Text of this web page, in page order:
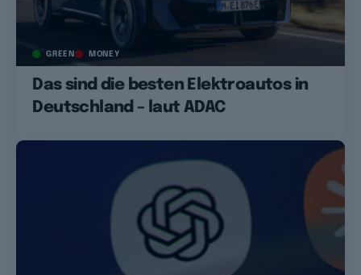
GREEN MONEY
Das sind die besten Elektroautos in
Deutschland – laut ADAC